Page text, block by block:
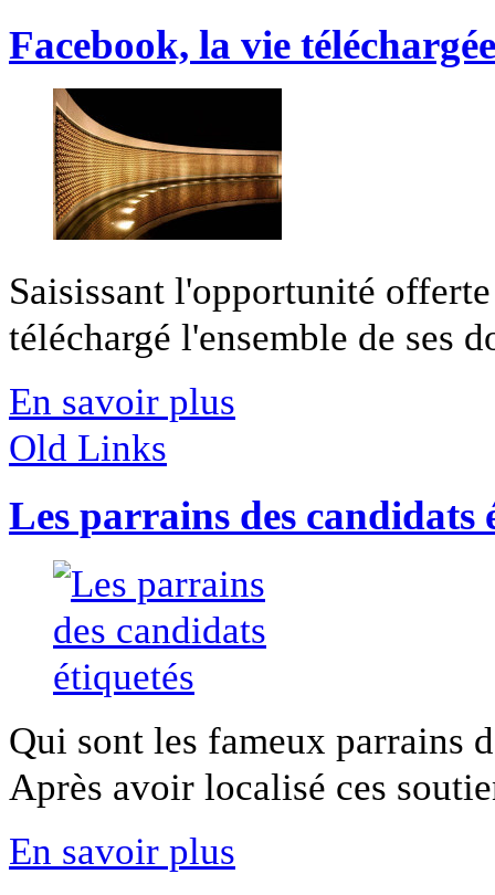
Facebook, la vie téléchargée
Saisissant l'opportunité
téléchargé l'ensemble de ses
En savoir plus
Old Links
Les parrains des candidats
Qui sont les fameux parrains
Après avoir localisé ces
En savoir plus